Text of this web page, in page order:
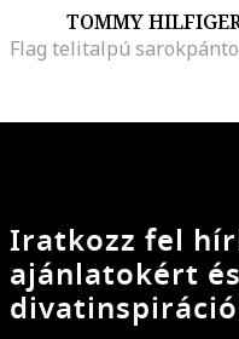
TOMMY
Iratkozz fel
ajánlatokért és